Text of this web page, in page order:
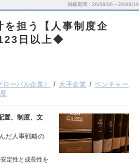
掲載期間 26/08/06～26/08/19
を担う【人事制度企
日以上◆
ーバル企業） 大手企業
ベンチャー
置、制度、文
だ人事戦略の
定性と成長性を